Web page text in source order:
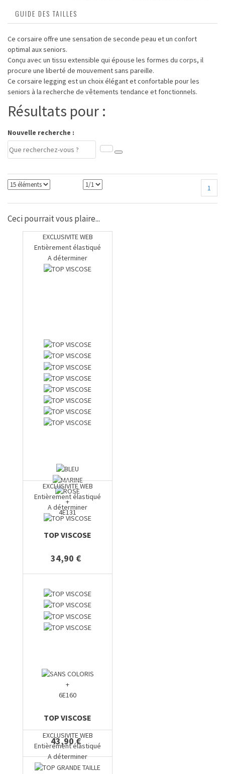
GUIDE DES TAILLES
Ce corsaire offre une sensation de seconde peau et un confort
optimal aux seniors.
Conçu avec un tissu extensible qui épouse les formes du corps, il
procure une liberté de mouvement sans pareille.
Ce corsaire legging est un choix élégant et confortable pour les
seniors à la recherche de vêtements tendance et fonctionnels.
Résultats pour :
Nouvelle recherche :
1
Ceci pourrait vous plaire...
EXCLUSIVITE WEB
Entièrement élastiqué
A déterminer
+
4E131
TOP VISCOSE
34,90 €
EXCLUSIVITE WEB
Entièrement élastiqué
A déterminer
+
6E160
TOP VISCOSE
43,90 €
EXCLUSIVITE WEB
Entièrement élastiqué
A déterminer